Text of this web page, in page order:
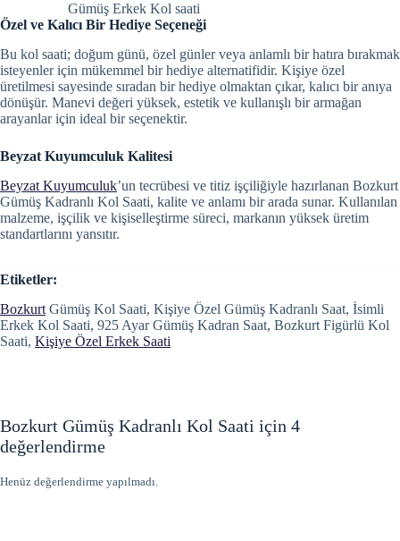
Gümüş Erkek Kol saati
Özel ve Kalıcı Bir Hediye Seçeneği
Bu kol saati; doğum günü, özel günler veya anlamlı bir hatıra bırakmak
isteyenler için mükemmel bir hediye alternatifidir. Kişiye özel
üretilmesi sayesinde sıradan bir hediye olmaktan çıkar, kalıcı bir anıya
dönüşür. Manevi değeri yüksek, estetik ve kullanışlı bir armağan
arayanlar için ideal bir seçenektir.
Beyzat Kuyumculuk Kalitesi
Beyzat Kuyumculuk’un tecrübesi ve titiz işçiliğiyle hazırlanan Bozkurt
Gümüş Kadranlı Kol Saati, kalite ve anlamı bir arada sunar. Kullanılan
malzeme, işçilik ve kişiselleştirme süreci, markanın yüksek üretim
standartlarını yansıtır.
Etiketler:
Bozkurt Gümüş Kol Saati, Kişiye Özel Gümüş Kadranlı Saat, İsimli
Erkek Kol Saati, 925 Ayar Gümüş Kadran Saat, Bozkurt Figürlü Kol
Saati, Kişiye Özel Erkek Saati
Bozkurt Gümüş Kadranlı Kol Saati için 4
değerlendirme
Henüz değerlendirme yapılmadı.